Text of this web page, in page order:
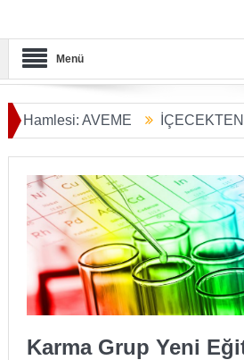
Menü
AVEME İÇECEKTEN ARA
Başladı
Karma Grup Yeni